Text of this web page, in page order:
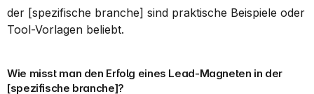
der [spezifische branche] sind praktische Beispiele oder
Tool-Vorlagen beliebt.
Wie misst man den Erfolg eines Lead-Magneten in der
[spezifische branche]?